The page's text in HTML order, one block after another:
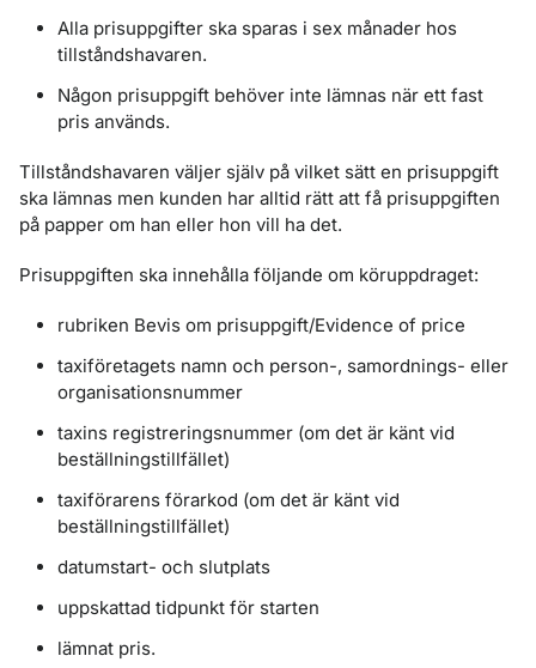
Alla prisuppgifter ska sparas i sex månader hos
tillståndshavaren.
Någon prisuppgift behöver inte lämnas när ett fast
pris används.
Tillståndshavaren väljer själv på vilket sätt en prisuppgift
ska lämnas men kunden har alltid rätt att få prisuppgiften
på papper om han eller hon vill ha det.
Prisuppgiften ska innehålla följande om köruppdraget:
rubriken Bevis om prisuppgift/Evidence of price
taxiföretagets namn och person-, samordnings- eller
organisationsnummer
taxins registreringsnummer (om det är känt vid
beställningstillfället)
taxiförarens förarkod (om det är känt vid
beställningstillfället)
datumstart- och slutplats
uppskattad tidpunkt för starten
lämnat pris.